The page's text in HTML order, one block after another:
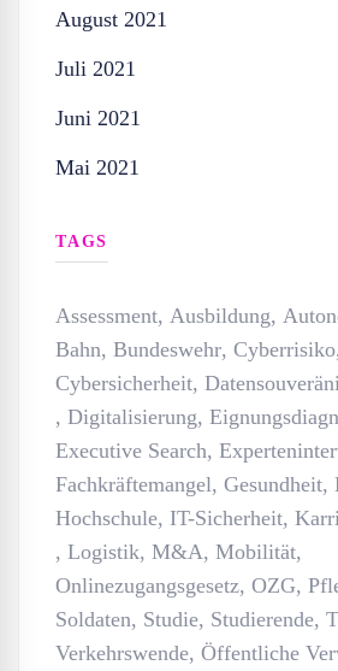
August 2021
Juli 2021
Juni 2021
Mai 2021
TAGS
Assessment, Ausbildung,
Bahn, Bundeswehr, Cyberrisiko
Cybersicherheit,
, Digitalisierung,
Executive Search,
Fachkräftemangel, Gesundheit,
Hochschule, IT-Sicherheit,
, Logistik, M&A, Mobilität,
Onlinezugangsgesetz, OZG,
Soldaten, Studie, Studierende,
Verkehrswende, Öffentliche